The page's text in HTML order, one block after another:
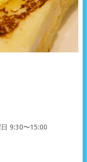
9:30〜15:00